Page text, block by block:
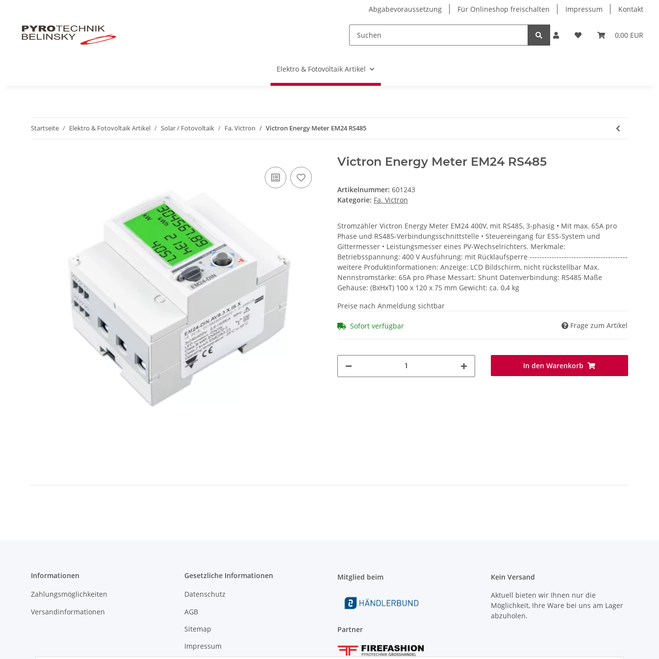
Abgabevoraussetzung Für Onlineshop freischalten Impressum Kontakt
0,00 EUR
Elektro & Fotovoltaik Artikel
Startseite Elektro & Fotovoltaik Artikel Solar / Fotovoltaik Fa. Victron Victron Energy Meter EM24 RS485
Victron Energy Meter EM24 RS485
Artikelnummer: 601243
Kategorie: Fa. Victron
Stromzähler Victron Energy Meter EM24 400V, mit RS485, 3-phasig • Mit max. 65A pro
Phase und RS485-Verbindungsschnittstelle • Steuereingang für ESS-System und
Gittermesser • Leistungsmesser eines PV-Wechselrichters. Merkmale:
Betriebsspannung: 400 V Ausführung: mit Rücklaufsperre ----------------------------------------
weitere Produktinformationen: Anzeige: LCD Bildschirm, nicht rückstellbar Max.
Nennstromstärke: 65A pro Phase Messart: Shunt Datenverbindung: RS485 Maße
Gehäuse: (BxHxT) 100 x 120 x 75 mm Gewicht: ca. 0,4 kg
Preise nach Anmeldung sichtbar
Sofort verfügbar Frage zum Artikel
In den Warenkorb
Informationen
Zahlungsmöglichkeiten
Versandinformationen
Gesetzliche Informationen
Datenschutz
AGB
Sitemap
Impressum
Mitglied beim
Partner
Kein Versand
Aktuell bieten wir Ihnen nur die
Möglichkeit, Ihre Ware bei uns am Lager
abzuholen.